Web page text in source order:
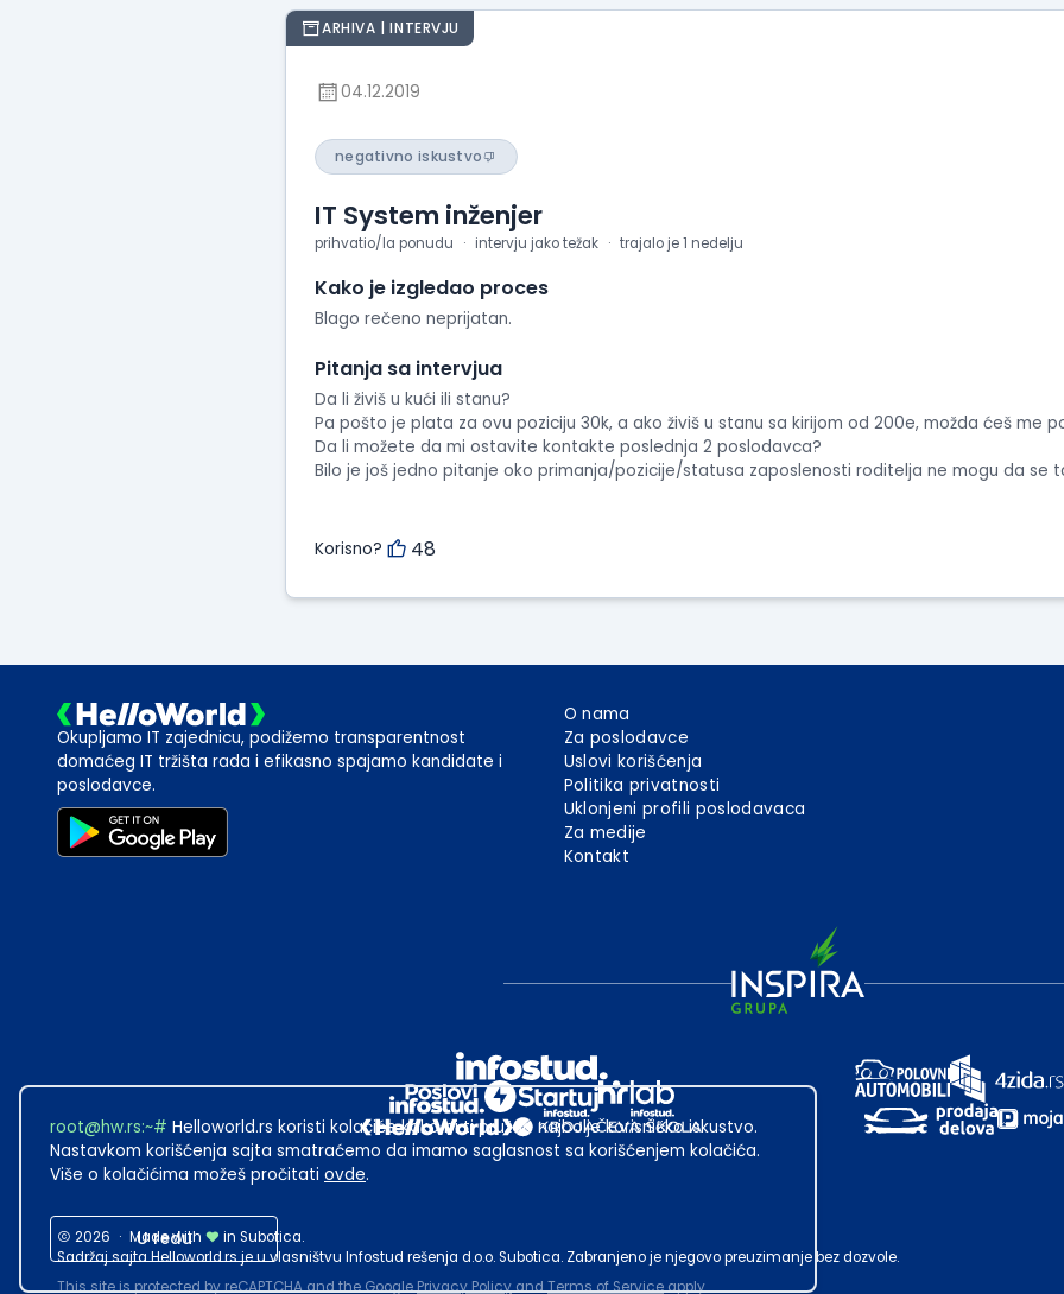
ARHIVA | INTERVJU
04.12.2019
negativno iskustvo
IT System inženjer
prihvatio/la ponudu intervju jako težak trajalo je 1 nedelju
Kako je izgledao proces
Blago rečeno neprijatan.
Pitanja sa intervjua
Da li živiš u kući ili stanu?
Pa pošto je plata za ovu poziciju 30k, a ako živiš u stanu sa kirijom od 200e, možda ćeš me
Da li možete da mi ostavite kontakte poslednja 2 poslodavca?
Bilo je još jedno pitanje oko primanja/pozicije/statusa zaposlenosti roditelja ne mogu da se
Korisno? 48
Okupljamo IT zajednicu, podižemo transparentnost
domaćeg IT tržišta rada i efikasno spajamo kandidate i
poslodavce.
O nama
Za poslodavce
Uslovi korišćenja
Politika privatnosti
Uklonjeni profili poslodavaca
Za medije
Kontakt
2026 · Made with
in Subotica.
Sadržaj sajta Helloworld.rs je u vlasništvu Infostud rešenja d.o.o. Subotica. Zabranjeno je njegovo preuzimanje bez dozvole.
This site is protected by reCAPTCHA and the GooglePrivacy PolicyandTerms of Serviceapply.
root@hw.rs:~# Helloworld.rs koristi kolačiće kako bi ti pružao najbolje korisničko iskustvo.
Nastavkom korišćenja sajta smatraćemo da imamo saglasnost sa korišćenjem kolačića.
Više o kolačićima možeš pročitati ovde.
U redu